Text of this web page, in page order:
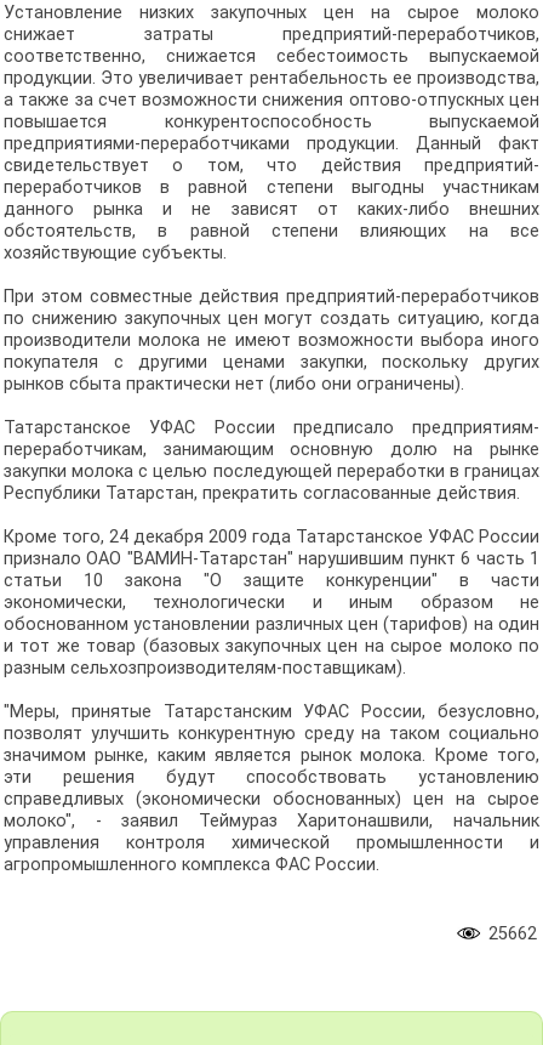
Установление низких закупочных цен на сырое молоко
снижает затраты предприятий-переработчиков,
соответственно, снижается себестоимость выпускаемой
продукции. Это увеличивает рентабельность ее производства,
а также за счет возможности снижения оптово-отпускных цен
повышается конкурентоспособность выпускаемой
предприятиями-переработчиками продукции. Данный факт
свидетельствует о том, что действия предприятий-
переработчиков в равной степени выгодны участникам
данного рынка и не зависят от каких-либо внешних
обстоятельств, в равной степени влияющих на все
хозяйствующие субъекты.
При этом совместные действия предприятий-переработчиков
по снижению закупочных цен могут создать ситуацию, когда
производители молока не имеют возможности выбора иного
покупателя с другими ценами закупки, поскольку других
рынков сбыта практически нет (либо они ограничены).
Татарстанское УФАС России предписало предприятиям-
переработчикам, занимающим основную долю на рынке
закупки молока с целью последующей переработки в границах
Республики Татарстан, прекратить согласованные действия.
Кроме того, 24 декабря 2009 года Татарстанское УФАС России
признало ОАО "ВАМИН-Татарстан" нарушившим пункт 6 часть 1
статьи 10 закона "О защите конкуренции" в части
экономически, технологически и иным образом не
обоснованном установлении различных цен (тарифов) на один
и тот же товар (базовых закупочных цен на сырое молоко по
разным сельхозпроизводителям-поставщикам).
"Меры, принятые Татарстанским УФАС России, безусловно,
позволят улучшить конкурентную среду на таком социально
значимом рынке, каким является рынок молока. Кроме того,
эти решения будут способствовать установлению
справедливых (экономически обоснованных) цен на сырое
молоко", - заявил Теймураз Харитонашвили, начальник
управления контроля химической промышленности и
агропромышленного комплекса ФАС России.
25662